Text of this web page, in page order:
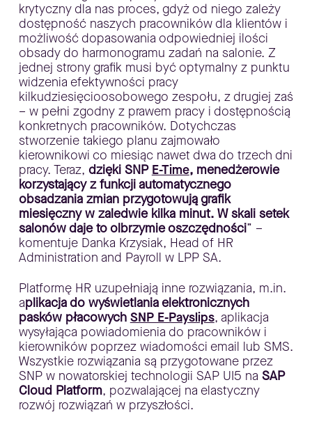
krytyczny dla nas proces, gdyż od niego zależy
dostępność naszych pracowników dla klientów i
możliwość dopasowania odpowiedniej ilości
obsady do harmonogramu zadań na salonie. Z
jednej strony grafik musi być optymalny z punktu
widzenia efektywności pracy
kilkudziesięcioosobowego zespołu, z drugiej zaś
– w pełni zgodny z prawem pracy i dostępnością
konkretnych pracowników. Dotychczas
stworzenie takiego planu zajmowało
kierownikowi co miesiąc nawet dwa do trzech dni
pracy. Teraz, dzięki SNP E-Time, menedżerowie
korzystający z funkcji automatycznego
obsadzania zmian przygotowują grafik
miesięczny w zaledwie kilka minut. W skali setek
salonów daje to olbrzymie oszczędności” –
komentuje Danka Krzysiak, Head of HR
Administration and Payroll w LPP SA.
Platformę HR uzupełniają inne rozwiązania, m.in.
aplikacja do wyświetlania elektronicznych
pasków płacowych SNP E-Payslips, aplikacja
wysyłająca powiadomienia do pracowników i
kierowników poprzez wiadomości email lub SMS.
Wszystkie rozwiązania są przygotowane przez
SNP w nowatorskiej technologii SAP UI5 na SAP
Cloud Platform, pozwalającej na elastyczny
rozwój rozwiązań w przyszłości.